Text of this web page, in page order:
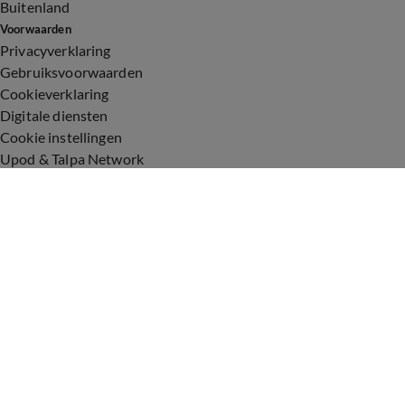
Buitenland
Voorwaarden
Privacyverklaring
Gebruiksvoorwaarden
Cookieverklaring
Digitale diensten
Cookie instellingen
Upod & Talpa Network